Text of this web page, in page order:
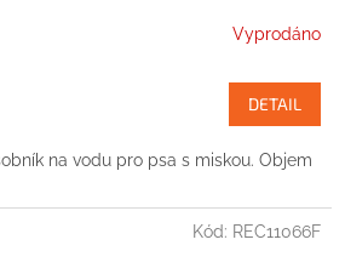
Vyprodáno
DETAIL
na vodu pro psa s miskou. Objem
Kód: REC11066F